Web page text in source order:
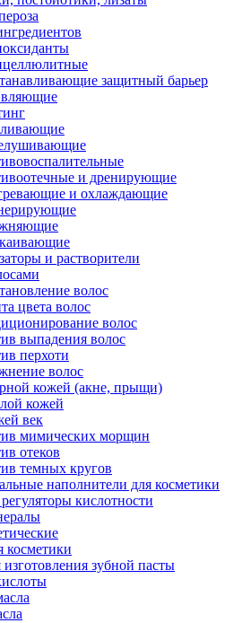
защитный барьер
и дренирующие
и охлаждающие
и растворители
волос
цвета волос
волос
выпадения волос
перхоти
волос
кожей (акне, прыщи)
кожей
век
мимических морщин
отеков
темных кругов
наполнители для косметики
кислотности
косметики
зубной пасты